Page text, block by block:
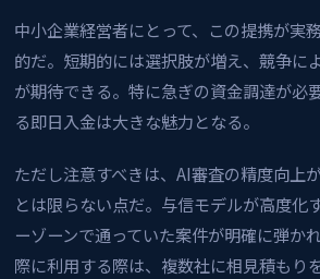
中小企業経営者にとって、この提携が実
的だ。短期的には選択肢が増え、競争に
が期待できる。特に急ぎの資金調達が必
る即日入金は大きな魅力となる。
ただし注意すべきは、AI審査の精度向上
とは限らない点だ。与信モデルが高度化
ーゾーンで通っていた案件が明確に弾か
際に利用する際は、複数社に相見積もり